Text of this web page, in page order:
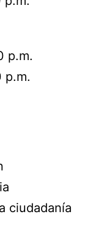
p.m.
p.m.
ciudadanía